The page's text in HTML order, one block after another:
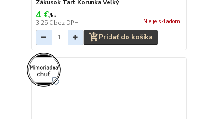
Zákusok Tart Korunka Veľký
4 €/ks
3,25 € bez DPH Nie je skladom
Pridať do košíka